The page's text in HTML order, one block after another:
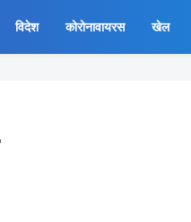
विदेश कोरोनावायरस खेल